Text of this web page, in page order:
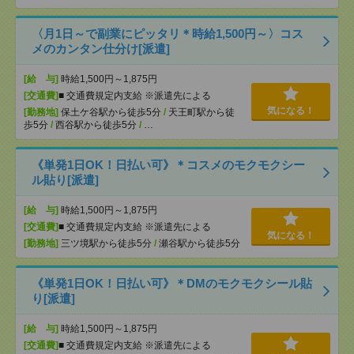
〈月1日～で副業にピッタリ＊時給1,500円～〉コス
メのカンタン仕分け[派遣]
[給 与] 時給1,500円～1,875円
[交通費]■ 交通費規定内支給 ※派遣先による
[勤務地] 保土ケ谷駅から徒歩5分 / 天王町駅から徒
歩5分 / 西谷駅から徒歩5分 / …
気になる！
《単発1日OK！日払い可》＊コスメのモクモクシー
ル貼り[派遣]
[給 与] 時給1,500円～1,875円
[交通費]■ 交通費規定内支給 ※派遣先による
[勤務地] 三ツ境駅から徒歩5分 / 瀬谷駅から徒歩5分
気になる！
《単発1日OK！日払い可》＊DMのモクモクシール貼
り[派遣]
[給 与] 時給1,500円～1,875円
[交通費]■ 交通費規定内支給 ※派遣先による